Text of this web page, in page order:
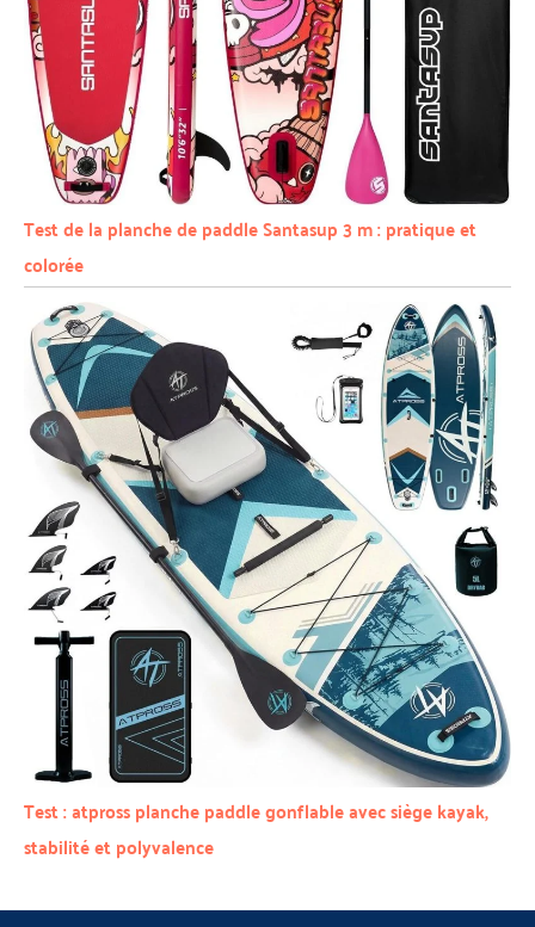
Test de la planche de paddle Santasup 3 m : pratique et
colorée
Test : atpross planche paddle gonflable avec siège kayak,
stabilité et polyvalence